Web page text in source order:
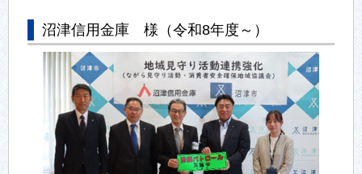
沼津信用金庫 様（令和8年度～）